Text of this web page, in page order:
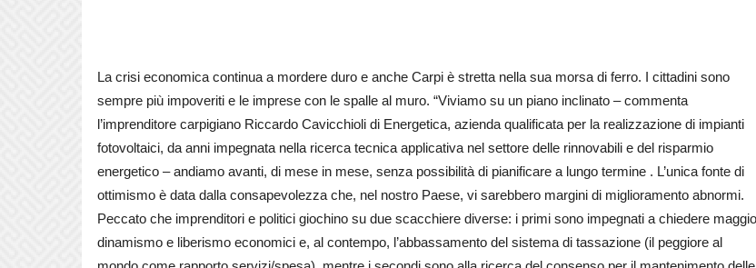
La crisi economica continua a mordere duro e anche Carpi è stretta nella sua morsa di ferro. I cittadini sono
sempre più impoveriti e le imprese con le spalle al muro. “Viviamo su un piano inclinato – commenta
l’imprenditore carpigiano Riccardo Cavicchioli di Energetica, azienda qualificata per la realizzazione di impianti
fotovoltaici, da anni impegnata nella ricerca tecnica applicativa nel settore delle rinnovabili e del risparmio
energetico – andiamo avanti, di mese in mese, senza possibilità di pianificare a lungo termine . L’unica fonte di
ottimismo è data dalla consapevolezza che, nel nostro Paese, vi sarebbero margini di miglioramento abnormi.
Peccato che imprenditori e politici giochino su due scacchiere diverse: i primi sono impegnati a chiedere
dinamismo e liberismo economici e, al contempo, l’abbassamento del sistema di tassazione (il peggiore al